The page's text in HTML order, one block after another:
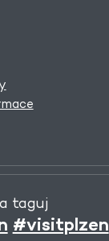
taguj
#visitplzen